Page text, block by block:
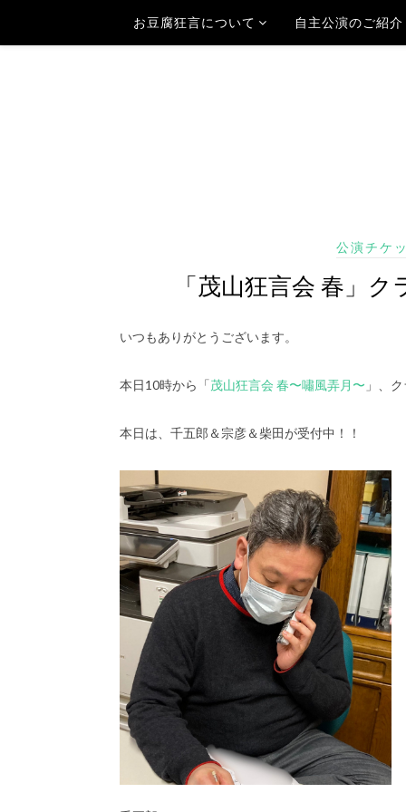
お豆腐狂言について 自主公演のご紹介
公演チケ
「茂山狂言会 春」
いつもありがとうございます。
本日10時から「茂山狂言会 春〜嘯風弄月〜 」、
本日は、千五郎＆宗彦＆柴田が受付中！！